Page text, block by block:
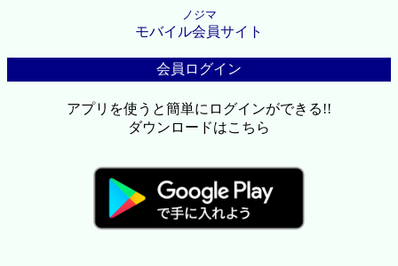
ノジマ
モバイル会員サイト
会員ログイン
アプリを使うと簡単にログインができる!!
ダウンロードはこちら